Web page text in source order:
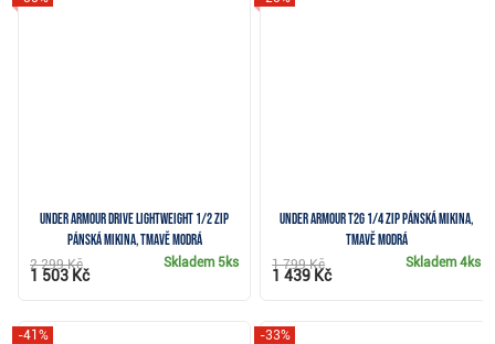
Under Armour Drive Lightweight 1/2 Zip
pánská mikina, tmavě modrá
Skladem 5ks
2 299 Kč
1 503 Kč
Under Armour T2G 1/4 Zip pánská mikina,
tmavě modrá
Skladem4ks
1 799 Kč
1 439 Kč
-41% -33%